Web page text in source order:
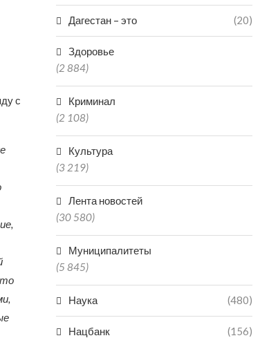
с
Дагестан – это (20)
Здоровье
(2 884)
Криминал
(2 108)
Культура
(3 219)
Лента новостей
(30 580)
Муниципалитеты
(5 845)
Наука (480)
Нацбанк (156)